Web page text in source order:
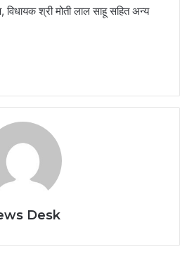
श्री मोती लाल साहू सहित अन्य
Desk